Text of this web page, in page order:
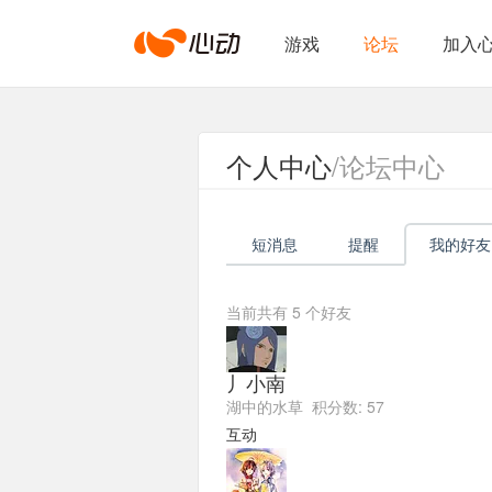
心
动
络
游戏 论坛 加入
个人中心/论坛中心
短消息 提醒 我的好友
当前共有 5 个好友
丿小南
湖中的水草 积分数: 57
互动